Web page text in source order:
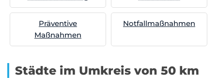
Präventive
Maßnahmen
Notfallmaßnahmen
Städte im Umkreis von 50 km